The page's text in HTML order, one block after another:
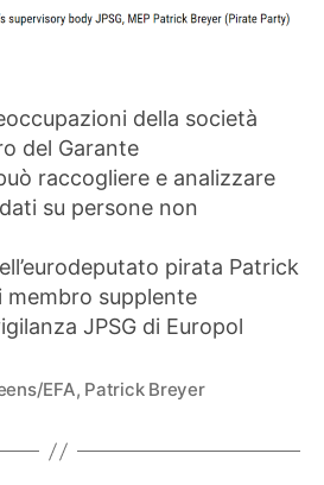
della società
del Garante
raccogliere e analizzare
su persone non
pirata Patrick
membro supplente
JPSG di Europol
EFA, Patrick Breyer